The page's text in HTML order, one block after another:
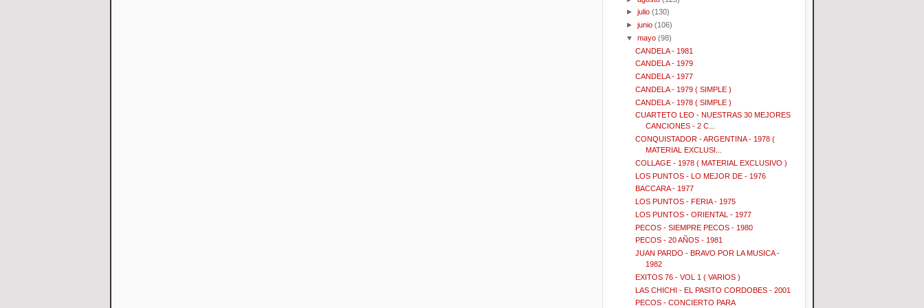
►julio (130)
►junio (106)
▼mayo (98)
CANDELA - 1981
CANDELA - 1979
CANDELA - 1977
CANDELA - 1979 ( SIMPLE )
CANDELA - 1978 ( SIMPLE )
CUARTETO LEO - NUESTRAS 30 MEJORES
CANCIONES - 2 C...
CONQUISTADOR - ARGENTINA - 1978 (
MATERIAL EXCLUSI...
COLLAGE - 1978 ( MATERIAL EXCLUSIVO )
LOS PUNTOS - LO MEJOR DE - 1976
BACCARA - 1977
LOS PUNTOS - FERIA - 1975
LOS PUNTOS - ORIENTAL - 1977
PECOS - SIEMPRE PECOS - 1980
PECOS - 20 AÑOS - 1981
JUAN PARDO - BRAVO POR LA MUSICA -
1982
EXITOS 76 - VOL 1 ( VARIOS )
LAS CHICHI - EL PASITO CORDOBES - 2001
PECOS - CONCIERTO PARA